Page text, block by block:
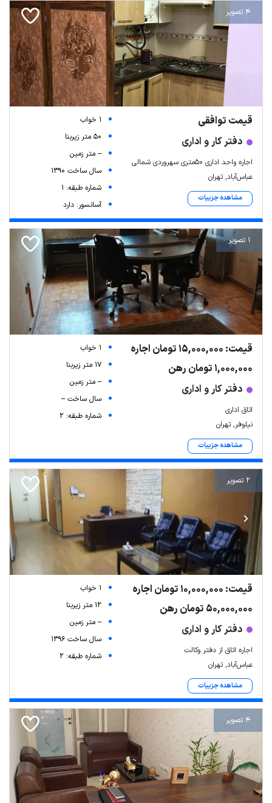
4 تصویر
قیمت توافقی
دفتر کار و اداری
اجاره واحد اداری ۵۰متری سهروردی شمالی
عباس‌آباد, تهران
مشاهده جزییات
1 خواب
50 متر زیربنا
-- متر زمین
سال ساخت 1390
شماره طبقه: 1
آسانسور: دارد
1 تصویر
قیمت: 15,000,000 تومان اجاره
1,000,000 تومان رهن
دفتر کار و اداری
اتاق اداری
نیلوفر, تهران
مشاهده جزییات
1 خواب
17 متر زیربنا
-- متر زمین
سال ساخت --
شماره طبقه: 2
2 تصویر
قیمت: 10,000,000 تومان اجاره
50,000,000 تومان رهن
دفتر کار و اداری
اجاره اتاق از دفتر وکالت
عباس‌آباد, تهران
مشاهده جزییات
1 خواب
12 متر زیربنا
-- متر زمین
سال ساخت 1396
شماره طبقه: 2
4 تصویر